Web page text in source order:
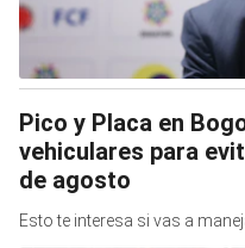
Pico y Placa en
vehiculares para
de agosto
Esto te interesa si vas a